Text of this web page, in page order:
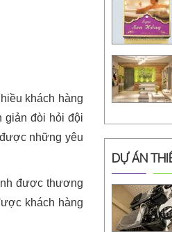
khách hàng
giản đòi hỏi đội
những yêu
được thương
khách hàng
DỰ ÁN